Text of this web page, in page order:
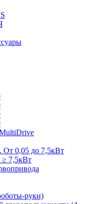
От 0,05 до 7,5кВт
7,5кВт
руки)